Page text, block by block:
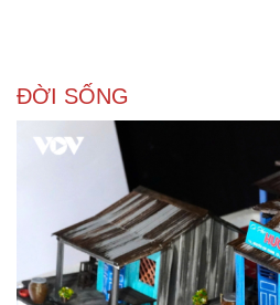
ĐỜI SỐNG